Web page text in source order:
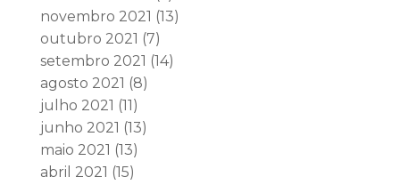
novembro 2021 (13)
outubro 2021 (7)
setembro 2021 (14)
agosto 2021 (8)
julho 2021 (11)
junho 2021 (13)
maio 2021 (13)
abril 2021 (15)